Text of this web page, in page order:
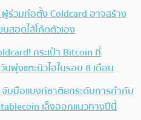
ร่วมก่อตั้ง Coldcard อาจสร้าง
สอดไส้โค้ดตัวเอง
กระเป๋า Bitcoin ที่
นพุ่งแตะนิวไฮในรอบ 8 เดือน
จับมือแบงก์ชาติยกระดับการกำกับ
เล็งออกแนวทางปีนี้